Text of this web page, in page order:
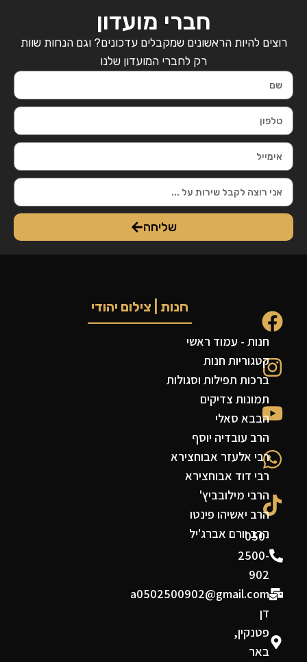
חברי מועדון
רוצים להיות הראשונים שמקבלים עדכונים? וגם הנחות שוות
רק לחברי המועדון שלנו
שליחה
050-
2500-
902
a0502500902@gmail.com
דן
פטנקין,
באר
חנות | צילום יהודי
חנות - עמוד ראשי
קטגוריות חנות
ברכות תפילות וסגולות
תמונות צדיקים
הבבא סאלי
הרב עובדיה יוסף
רבי אלעזר אבוחצירא
רבי דוד אבוחצירא
הרבי מילובביץ'
הרב יאשיהו פינטו
הרב יורם אברג'יל